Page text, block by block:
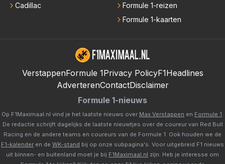
Cadillac
Formule 1-reizen
Formule 1-kaarten
VerstappenFormule 1Privacy PolicyF1Headlines
AdverterenContactDisclaimer
Formule 1-nieuws
Op F1Maximaal.nl vind je het laatste nieuws over Max Verstappen en Formule 1
De redactie schrijft dagelijks de laatste nieuwtjes over de coureur van Red Bull
Racing en de andere teams en coureurs van de Formule 1. Ook houden we de
F1-kalender en de WK-stand bij op onze subpagina's. Voor uitgebreid F1 nieuws
uit binnen- en buitenland moet je bij F1Maximaal.nl zijn. Heb je interesse om